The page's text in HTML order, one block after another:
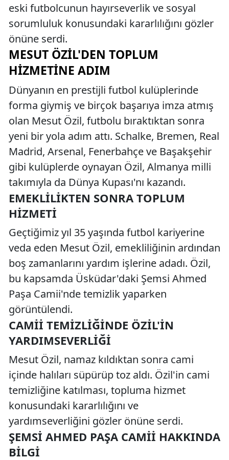
eski futbolcunun hayırseverlik ve sosyal
sorumluluk konusundaki kararlılığını gözler
önüne serdi.
MESUT ÖZIL'DEN TOPLUM
HIZMETINE ADIM
Dünyanın en prestijli futbol kulüplerinde
forma giymiş ve birçok başarıya imza atmış
olan Mesut Özil, futbolu bıraktıktan sonra
yeni bir yola adım attı. Schalke, Bremen, Real
Madrid, Arsenal, Fenerbahçe ve Başakşehir
gibi kulüplerde oynayan Özil, Almanya milli
takımıyla da Dünya Kupası'nı kazandı.
EMEKLILIKTEN SONRA TOPLUM
HIZMETI
Geçtiğimiz yıl 35 yaşında futbol kariyerine
veda eden Mesut Özil, emekliliğinin ardından
boş zamanlarını yardım işlerine adadı. Özil,
bu kapsamda Üsküdar'daki Şemsi Ahmed
Paşa Camii'nde temizlik yaparken
görüntülendi.
CAMII TEMIZLIĞINDE ÖZIL'IN
YARDIMSEVERLIĞI
Mesut Özil, namaz kıldıktan sonra cami
içinde halıları süpürüp toz aldı. Özil'in cami
temizliğine katılması, topluma hizmet
konusundaki kararlılığını ve
yardımseverliğini gözler önüne serdi.
ŞEMSI AHMED PAŞA CAMII HAKKINDA
BILGI